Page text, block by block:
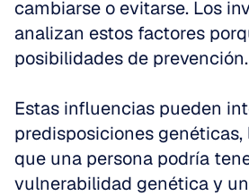
cambiarse o evitarse. Los
analizan estos factores
posibilidades de prevención.
Estas influencias pueden
predisposiciones
que una persona podría
vulnerabilidad genética y